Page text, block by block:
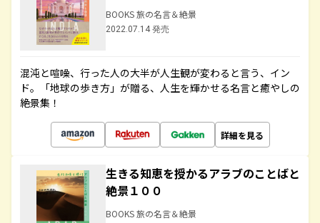
BOOKS 旅の名言＆絶景
2022.07.14 発売
混沌と喧噪、行った人の大半が人生観が変わると言う、イン
ド。「地球の歩き方」が贈る、人生を輝かせる名言と癒やしの
絶景集！
詳細を見る
生きる知恵を授かるアラブのことばと
絶景１００
BOOKS 旅の名言＆絶景